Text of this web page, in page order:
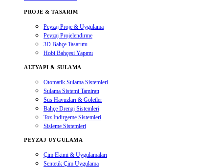
PROJE & TASARIM
Peyzaj Proje & Uygulama
Peyzaj Projelendirme
3D Bahçe Tasarımı
Hobi Bahçesi Yapımı
ALTYAPI & SULAMA
Otomatik Sulama Sistemleri
Sulama Sistemi Tamiratı
Süs Havuzları & Göletler
Bahçe Drenaj Sistemleri
Toz İndirgeme Sistemleri
Sisleme Sistemleri
PEYZAJ UYGULAMA
Çim Ekimi & Uygulamaları
Sentetik Çim Uygulama